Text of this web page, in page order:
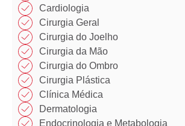
Cardiologia
Cirurgia Geral
Cirurgia do Joelho
Cirurgia da Mão​
Cirurgia do Ombro​​
Cirurgia Plástica​​
Clínica Médica​​
Dermatologia
Endocrinologia e Metabologia​